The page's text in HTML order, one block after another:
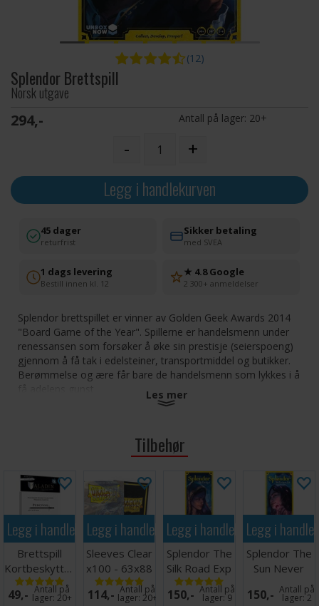
(12)
Splendor Brettspill
Norsk utgave
294,- Antall på lager: 20+
- +
Legg i handlekurven
45 dager
returfrist
Sikker betaling
med SVEA
1 dags levering
Bestill innen kl. 12
★ 4.8 Google
2 300+ anmeldelser
Splendor brettspillet er vinner av Golden Geek Awards 2014
"Board Game of the Year". Spillerne er handelsmenn under
renessansen som forsøker å øke sin prestisje (seierspoeng)
gjennom å få tak i edelsteiner, transportmiddel og butikker.
Berømmelse og ære får bare de handelsmenn som lykkes i å
30 minutter
Kåret til "Årets Familiespill" i Danmark på Guldbrikken 2015
Terningkast 6 Stavanger Aftenblad
Tips: Vi anbefaler kortbeskyttere for å øke levetiden
på kortene i dette spillet. Passende kortbeskyttere
finner duher. Spillet har 90 kort.
Les mer
Tilbehør
Legg i handlekurven
Brettspill
Kortbeskyttere
55 stk
63.5x89
49,- Antall på
lager:20+
Legg i handlekurven
Sleeves Clear
x100 - 63x88
m/box
114,- Antall på
lager:20+
Legg i handlekurven
Splendor The
Silk Road Exp
- Norsk
150,- Antall på
lager:9
Legg i
Splendor The
Sun Never
Sets Exp -
Norsk
150,- Antall på
lager:2